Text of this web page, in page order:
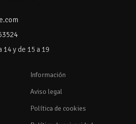
14 y de 15 a 19
Información
Aviso legal
Política de cookies